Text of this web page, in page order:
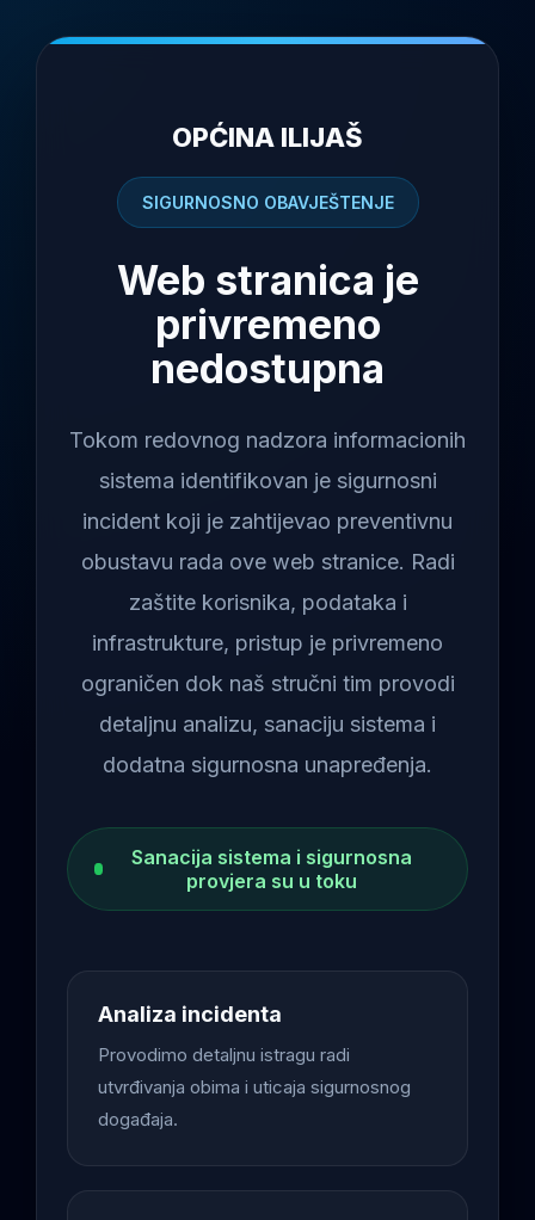
OPĆINA ILIJAŠ
SIGURNOSNO OBAVJEŠTENJE
Web stranica je
privremeno
nedostupna
Tokom redovnog nadzora informacionih
sistema identifikovan je sigurnosni
incident koji je zahtijevao preventivnu
obustavu rada ove web stranice. Radi
zaštite korisnika, podataka i
infrastrukture, pristup je privremeno
ograničen dok naš stručni tim provodi
detaljnu analizu, sanaciju sistema i
dodatna sigurnosna unapređenja.
Sanacija sistema i sigurnosna
provjera su u toku
Analiza incidenta
Provodimo detaljnu istragu radi
utvrđivanja obima i uticaja sigurnosnog
događaja.